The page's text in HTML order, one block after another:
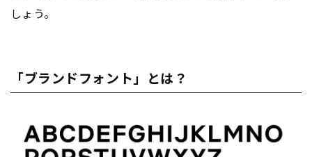
しょう。
「ブランドフォント」とは？